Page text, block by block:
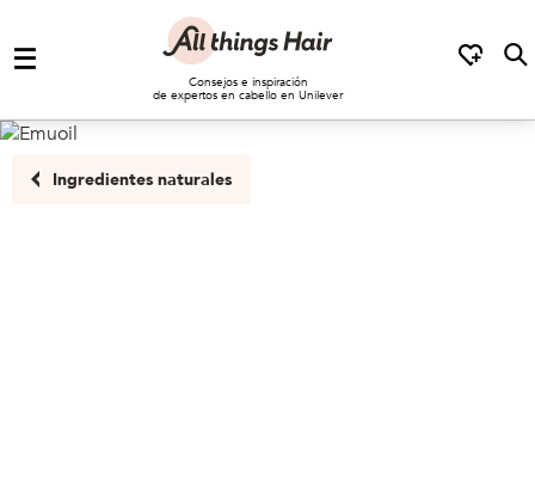
Saltar al contenido
Consejos e inspiración
de expertos en cabello en Unilever
Ingredientes naturales